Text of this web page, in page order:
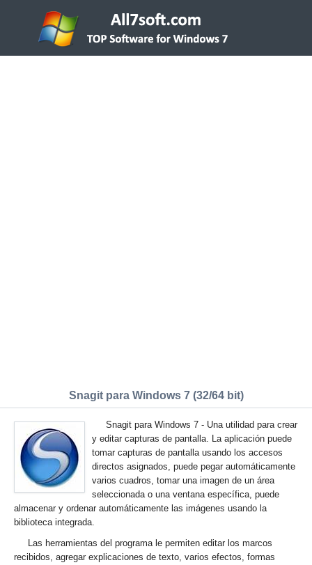
Snagit para Windows 7 (32/64 bit)
Snagit para Windows 7 - Una utilidad para crear
y editar capturas de pantalla. La aplicación puede
tomar capturas de pantalla usando los accesos
directos asignados, puede pegar automáticamente
varios cuadros, tomar una imagen de un área
seleccionada o una ventana específica, puede
almacenar y ordenar automáticamente las imágenes usando la
biblioteca integrada.
Las herramientas del programa le permiten editar los marcos
recibidos, agregar explicaciones de texto, varios efectos, formas